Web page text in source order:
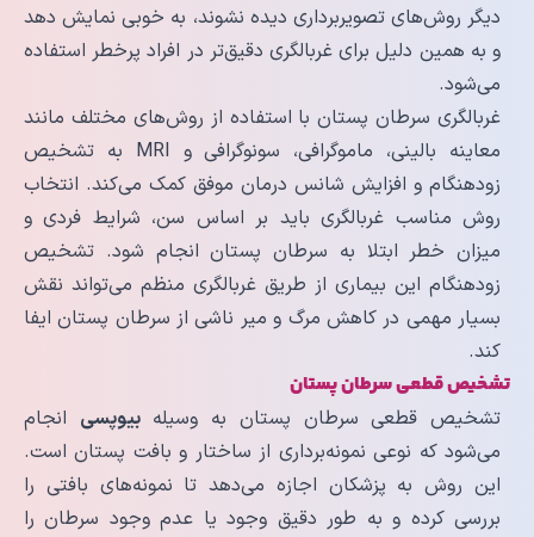
دیگر روش‌های تصویربرداری دیده نشوند، به خوبی نمایش دهد
و به همین دلیل برای غربالگری دقیق‌تر در افراد پرخطر استفاده
می‌شود.
غربالگری سرطان پستان با استفاده از روش‌های مختلف مانند
معاینه بالینی، ماموگرافی، سونوگرافی و MRI به تشخیص
زودهنگام و افزایش شانس درمان موفق کمک می‌کند. انتخاب
روش مناسب غربالگری باید بر اساس سن، شرایط فردی و
میزان خطر ابتلا به سرطان پستان انجام شود. تشخیص
زودهنگام این بیماری از طریق غربالگری منظم می‌تواند نقش
بسیار مهمی در کاهش مرگ و میر ناشی از سرطان پستان ایفا
کند.
تشخیص قطعی سرطان پستان
تشخیص قطعی سرطان پستان به وسیلهبیوپسی انجام
می‌شود که نوعی نمونه‌برداری از ساختار و بافت پستان است.
این روش به پزشکان اجازه می‌دهد تا نمونه‌های بافتی را
بررسی کرده و به طور دقیق وجود یا عدم وجود سرطان را